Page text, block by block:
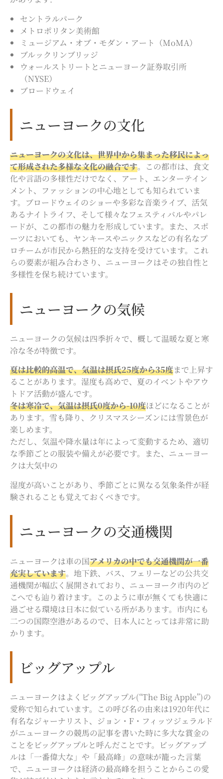
セントラルパーク
メトロポリタン美術館
ミュージアム・オブ・モダン・アート（MoMA）
ブルックリンブリッジ
ウォールストリートとニューヨーク証券取引所
（NYSE）
ブロードウェイ
ニューヨークの文化
ニューヨークの文化は、世界中から集まった移民によっ
て形成された多様な文化の融合です。この都市は、食文
化や言語の多様性だけでなく、アート、エンターテイン
メント、ファッションの中心地としても知られていま
す。ブロードウェイのショーや多彩な音楽ライブ、活気
あるナイトライフ、そして様々なフェスティバルやパレ
ードが、この都市の魅力を形成しています。また、スポ
ーツにおいても、ヤンキースやニックスなどの有名なプ
ロチームが市民から熱狂的な支持を受けています。これ
らの要素が組み合わさり、ニューヨークはその独自性と
多様性を保ち続けています。
ニューヨークの気候
ニューヨークの気候は四季折々で、概して温暖な夏と寒
冷な冬が特徴です。
夏は比較的高温で、気温は摂氏25度から35度まで上昇す
ることがあります。湿度も高めで、夏のイベントやアウ
トドア活動が盛んです。
冬は寒冷で、気温は摂氏0度から-10度ほどになることが
あります。雪も降り、クリスマスシーズンには雪景色が
楽しめます。
ただし、気温や降水量は年によって変動するため、適切
な季節ごとの服装や備えが必要です。また、ニューヨー
クは大気中の
湿度が高いことがあり、季節ごとに異なる気象条件が経
験されることも覚えておくべきです。
ニューヨークの交通機関
ニューヨークは車の国アメリカの中でも交通機関が一番
充実しています。地下鉄、バス、フェリーなどの公共交
通機関が幅広く展開されており、ニューヨーク市内のど
こへでも辿り着けます。このように車が無くても快適に
過ごせる環境は日本に似ている所があります。市内にも
二つの国際空港があるので、日本人にとっては非常に助
かります。
ビッグアップル
ニューヨークはよくビッグアップル(“The Big Apple”)の
愛称で知られています。この呼び名の由来は1920年代に
有名なジャーナリスト、ジョン・F・フィッツジェラルド
がニューヨークの競馬の記事を書いた時に多大な賞金の
ことをビッグアップルと呼んだことです。ビッグアップ
ルは「一番偉大な」や「最高峰」の意味が籠った言葉
で、ニューヨークは経済の最高峰を担うことからこの愛